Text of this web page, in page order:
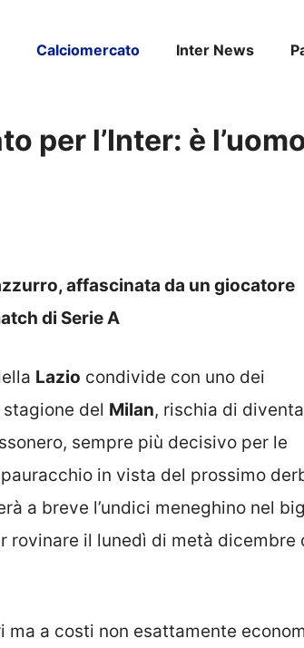
Calciomercato Inter News
per l’Inter: è
affascinata da un giocatore
di Serie A
Lazio condivide con uno dei
del Milan, rischia di
sempre più decisivo per le
in vista del prossimo
a breve l’undici meneghino nel
rovinare il lunedì di metà dicembre
a costi non esattamente